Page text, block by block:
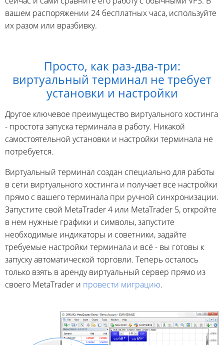
вашем распоряжении 24 бесплатных часа, используйте
их разом или вразбивку.
Просто, как раз-два-три:
виртуальный терминал не требует
установки и настройки
Другое ключевое преимущество виртуального хостинга
- простота запуска терминала в работу. Никакой
самостоятельной установки и настройки терминала не
потребуется.
Виртуальный терминал создан специально для работы
в сети виртуального хостинга и получает все настройки
прямо с вашего терминала при ручной синхронизации.
Запустите свой MetaTrader 4 или MetaTrader 5, откройте
в нем нужные графики и символы, запустите
необходимые индикаторы и советники, задайте
требуемые настройки терминала и всё - вы готовы к
запуску автоматической торговли. Теперь осталось
только взять в аренду виртуальный сервер прямо из
своего MetaTrader и провести миграцию.